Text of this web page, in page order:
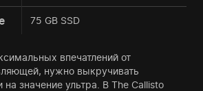
75 GB SSD
впечатлений от
нужно выкручивать
на значение ультра. В The Callisto